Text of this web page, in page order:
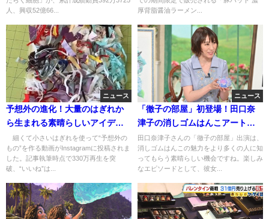
人、興収52億66...
厚背脂醤油ラーメン...
ニュース
予想外の進化！大量のはぎれか
ら生まれる素晴らしいアイデア
と技術
細くて小さいはぎれを使って“予想外の
もの”を作る動画がInstagramに投稿されま
した。記事執筆時点で330万再生を突
破、“いいね”は...
ニュース
「徹子の部屋」初登場！田口奈
津子の消しゴムはんこアートの
世界
田口奈津子さんの「徹子の部屋」出演は、
消しゴムはんこの魅力をより多くの人に知
ってもらう素晴らしい機会ですね。楽しみ
なエピソードとして、彼女...